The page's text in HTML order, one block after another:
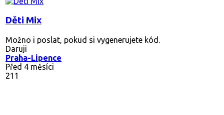
Děti Mix
Možno i poslat, pokud si vygenerujete kód.
Daruji
Praha-Lipence
Před 4 měsíci
211